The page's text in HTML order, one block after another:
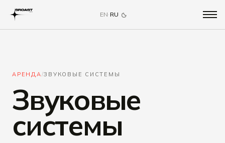
EN·RU
АРЕНДА/ЗВУКОВЫЕ СИСТЕМЫ
Звуковые
системы